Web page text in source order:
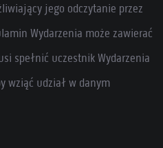
jego odczytanie przez
Wydarzenia może zawierać
spełnić uczestnik Wydarzenia
wziąć udział w danym